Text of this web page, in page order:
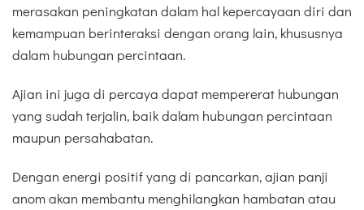
merasakan peningkatan dalam hal kepercayaan diri dan
kemampuan berinteraksi dengan orang lain, khususnya
dalam hubungan percintaan.
Ajian ini juga di percaya dapat mempererat hubungan
yang sudah terjalin, baik dalam hubungan percintaan
maupun persahabatan.
Dengan energi positif yang di pancarkan, ajian panji
anom akan membantu menghilangkan hambatan atau